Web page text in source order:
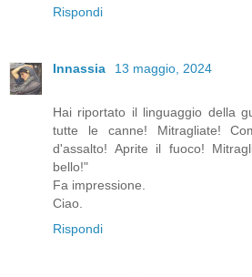
Rispondi
Innassia 13 maggio, 2024
Hai riportato il linguaggio della
tutte le canne! Mitragliate!
d'assalto! Aprite il fuoco!
bello!"
Fa impressione.
Ciao.
Rispondi